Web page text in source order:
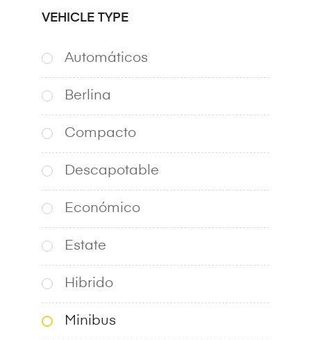
VEHICLE TYPE
Automáticos
Berlina
Compacto
Descapotable
Económico
Estate
Hibrido
Minibus